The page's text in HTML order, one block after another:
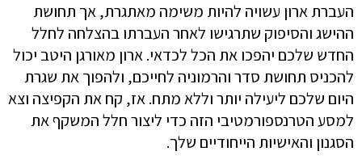
העברת ארון עשויה להיות משימה מאתגרת, אך תחושת
ההישג והסיפוק שתרגישו לאחר העברתו בהצלחה לחלל
החדש שלכם יהפכו את הכל לכדאי. ארון מאורגן היטב יכול
להכניס תחושת סדר והרמוניה לחייכם, ולהפוך את שגרת
היום שלכם ליעילה יותר וללא מתח. אז, קח את הקפיצה וצא
למסע הטרנספורמטיבי הזה כדי ליצור חלל המשקף את
הסגנון והאישיות הייחודיים שלך.